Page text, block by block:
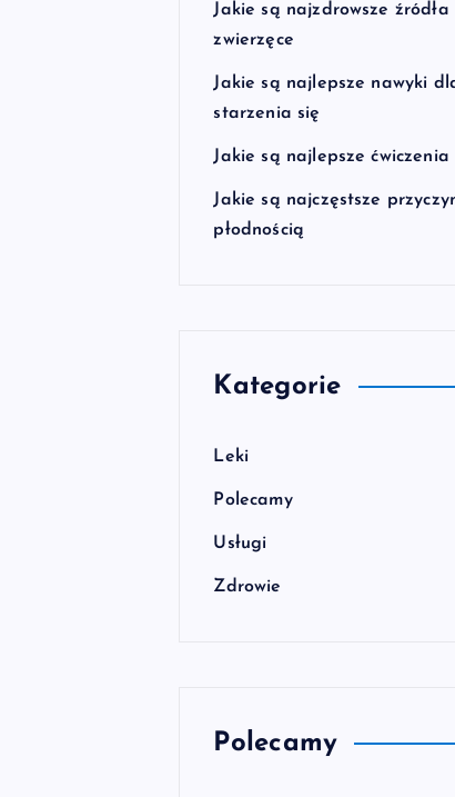
Jakie są najzdrowsze
zwierzęce
Jakie są najlepsze nawyki
starzenia się
Jakie są najlepsze
Jakie są najczęstsze
płodnością
Kategorie
Leki
Polecamy
Usługi
Zdrowie
Polecamy